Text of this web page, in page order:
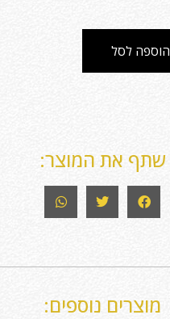
הוספה לסל
שתף את המוצר:
מוצרים נוספים: